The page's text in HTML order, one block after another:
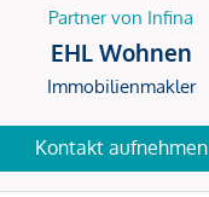
Partner von Infina
EHL Wohnen
Immobilienmakler
Kontakt aufnehmen